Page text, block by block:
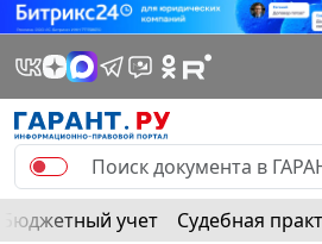
Бюджетный учет Судебная